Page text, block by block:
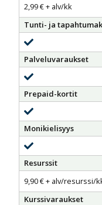
2,99 € + alv/kk
Tunti- ja
sisältyy
Palveluvaraukset
sisältyy
Prepaid-kortit
sisältyy
Monikielisyys
sisältyy
Resurssit
9,90 € + alv/resurssi/
Kurssivaraukset